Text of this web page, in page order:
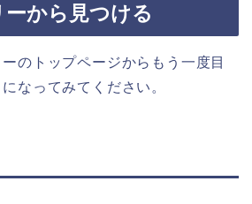
ーから見つける
のトップページからもう一度目
なってみてください。